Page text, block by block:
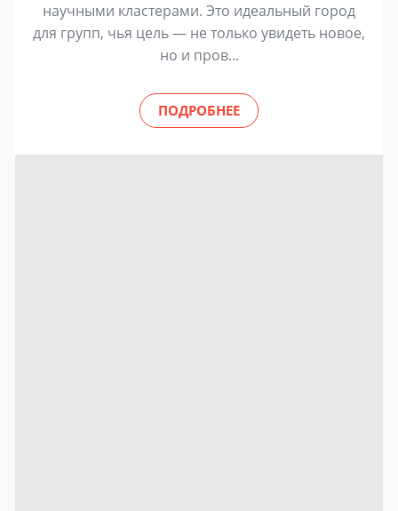
научными кластерами. Это идеальный город
для групп, чья цель — не только увидеть новое,
но и пров...
ПОДРОБНЕЕ